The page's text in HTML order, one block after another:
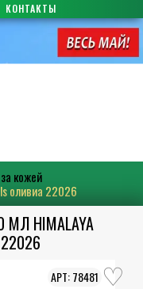
КОНТАКТЫ
кожей
оливиа 22026
HIMALAYA
78481